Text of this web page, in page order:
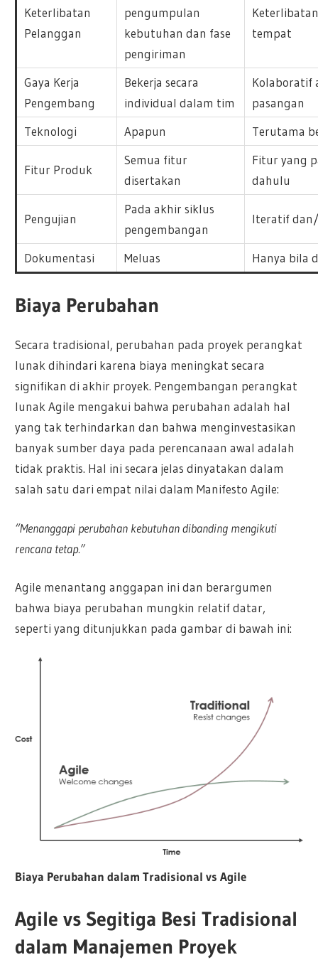
Keterlibatan
Pelanggan
pengumpulan
kebutuhan dan fase
pengiriman
tempat
Gaya Kerja
Pengembang
Bekerja secara
individual dalam tim
Kolaboratif
pasangan
Teknologi
Apapun Terutama
Fitur Produk
Semua fitur
disertakan
Fitur yang
dahulu
Pengujian
Pada akhir siklus
pengembangan
Iteratif
Dokumentasi Meluas Hanya bila
Biaya Perubahan
Secara tradisional, perubahan pada proyek perangkat
lunak dihindari karena biaya meningkat secara
signifikan di akhir proyek. Pengembangan perangkat
lunak Agile mengakui bahwa perubahan adalah hal
yang tak terhindarkan dan bahwa menginvestasikan
banyak sumber daya pada perencanaan awal adalah
tidak praktis. Hal ini secara jelas dinyatakan dalam
salah satu dari empat nilai dalam Manifesto Agile:
“Menanggapi perubahan kebutuhan dibanding mengikuti
rencana tetap.”
Agile menantang anggapan ini dan berargumen
bahwa biaya perubahan mungkin relatif datar,
seperti yang ditunjukkan pada gambar di bawah ini:
Biaya Perubahan dalam Tradisional vs Agile
Agile vs Segitiga Besi Tradisional
dalam Manajemen Proyek